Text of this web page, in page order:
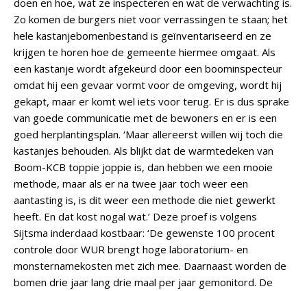
doen en hoe, wat ze inspecteren en wat de verwachting is.
Zo komen de burgers niet voor verrassingen te staan; het
hele kastanjebomenbestand is geïnventariseerd en ze
krijgen te horen hoe de gemeente hiermee omgaat. Als
een kastanje wordt afgekeurd door een boominspecteur
omdat hij een gevaar vormt voor de omgeving, wordt hij
gekapt, maar er komt wel iets voor terug. Er is dus sprake
van goede communicatie met de bewoners en er is een
goed herplantingsplan. ‘Maar allereerst willen wij toch die
kastanjes behouden. Als blijkt dat de warmtedeken van
Boom-KCB toppie joppie is, dan hebben we een mooie
methode, maar als er na twee jaar toch weer een
aantasting is, is dit weer een methode die niet gewerkt
heeft. En dat kost nogal wat.’ Deze proef is volgens
Sijtsma inderdaad kostbaar: ‘De gewenste 100 procent
controle door WUR brengt hoge laboratorium- en
monsternamekosten met zich mee. Daarnaast worden de
bomen drie jaar lang drie maal per jaar gemonitord. De